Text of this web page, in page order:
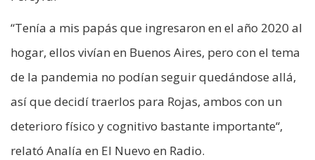
“Tenía a mis papás que ingresaron en el año 2020 al
hogar, ellos vivían en Buenos Aires, pero con el tema
de la pandemia no podían seguir quedándose allá,
así que decidí traerlos para Rojas, ambos con un
deterioro físico y cognitivo bastante importante“,
relató Analía en El Nuevo en Radio.